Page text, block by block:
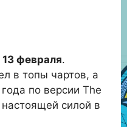
13 февраля.
в топы чартов, а
по версии The
силой в